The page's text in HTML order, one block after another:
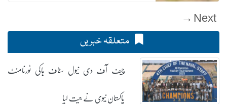
Next →
متعلقہ خبریں
چیف آف دی نیول سٹاف ہاکی ٹورنامنٹ
پاکستان نیوی نے جیت لیا